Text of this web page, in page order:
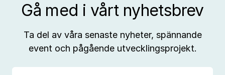
Gå med i vårt nyhetsbrev
Ta del av våra senaste nyheter, spännande
event och pågående utvecklingsprojekt.